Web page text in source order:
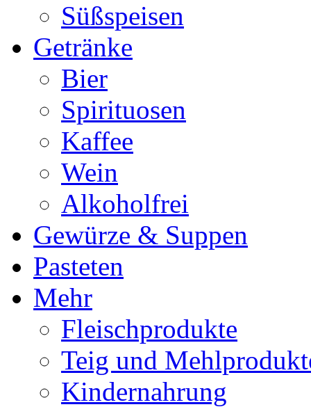
Süßspeisen
Getränke
Bier
Spirituosen
Kaffee
Wein
Alkoholfrei
Gewürze & Suppen
Pasteten
Mehr
Fleischprodukte
Teig und
Kindernahrung